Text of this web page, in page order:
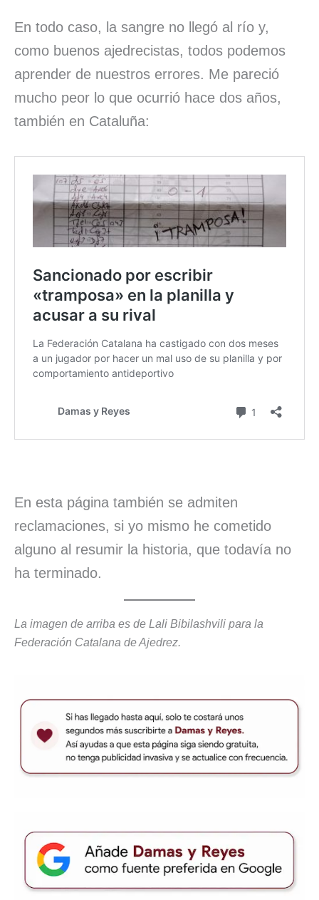
En todo caso, la sangre no llegó al río y,
como buenos ajedrecistas, todos podemos
aprender de nuestros errores. Me pareció
mucho peor lo que ocurrió hace dos años,
también en Cataluña:
En esta página también se admiten
reclamaciones, si yo mismo he cometido
alguno al resumir la historia, que todavía no
ha terminado.
La imagen de arriba es de Lali Bibilashvili para la
Federación Catalana de Ajedrez.